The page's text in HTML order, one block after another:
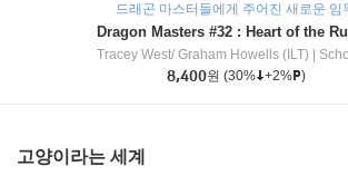
드래곤 마스터들에게 주어진 새로운 임
Tracey West/ Graham Howells (ILT)
8,400원 (30% +2% )
고양이라는 세계